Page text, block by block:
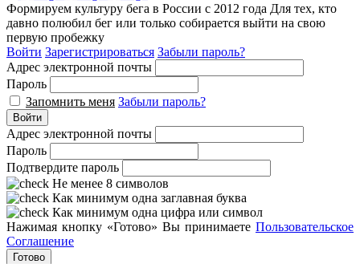
Формируем культуру бега в России с 2012 года Для тех, кто
давно полюбил бег или только собирается выйти на свою
первую пробежку
Войти Зарегистрироваться Забыли пароль?
Адрес электронной почты
Пароль
Запомнить меня Забыли пароль?
Войти
Адрес электронной почты
Пароль
Подтвердите пароль
Не менее 8 символов
Как минимум одна заглавная буква
Как минимум одна цифра или символ
Нажимая кнопку «Готово» Вы принимаете Пользовательское
Соглашение
Готово